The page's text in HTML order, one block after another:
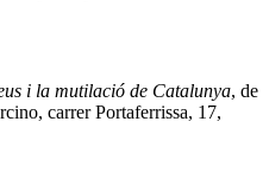
i la mutilació de Catalunya, de
carrer Portaferrissa, 17,